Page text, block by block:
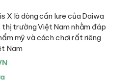
X là dòng cần lure của Daiwa
trường Việt Nam nhằm đáp
mỹ và cách chơi rất riêng
Nam